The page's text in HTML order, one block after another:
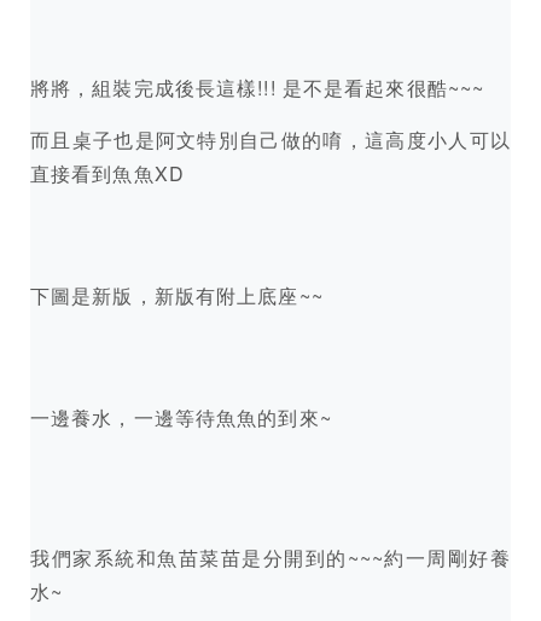
將將，組裝完成後長這樣!!! 是不是看起來很酷~~~
而且桌子也是阿文特別自己做的唷，這高度小人可以
直接看到魚魚XD
下圖是新版，新版有附上底座~~
一邊養水，一邊等待魚魚的到來~
我們家系統和魚苗菜苗是分開到的~~~約一周剛好養
水~